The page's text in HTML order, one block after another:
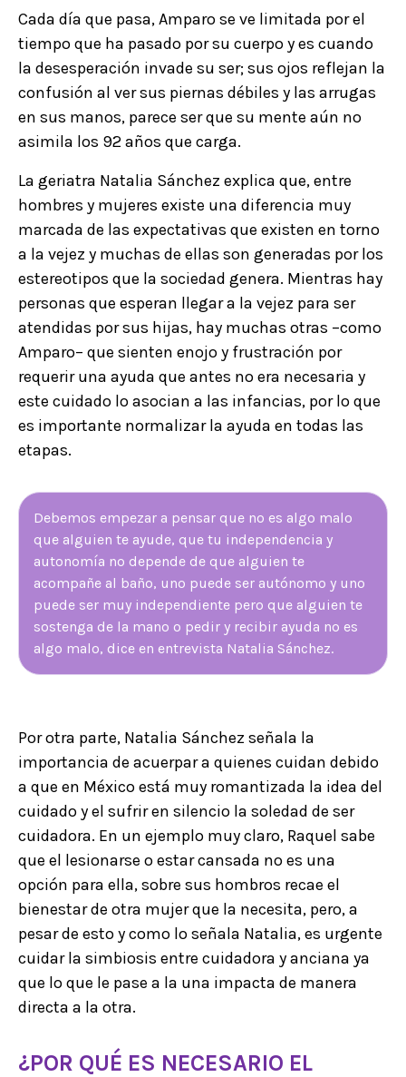
Cada día que pasa, Amparo se ve limitada por el
tiempo que ha pasado por su cuerpo y es cuando
la desesperación invade su ser; sus ojos reflejan la
confusión al ver sus piernas débiles y las arrugas
en sus manos, parece ser que su mente aún no
asimila los 92 años que carga.
La geriatra Natalia Sánchez explica que, entre
hombres y mujeres existe una diferencia muy
marcada de las expectativas que existen en torno
a la vejez y muchas de ellas son generadas por los
estereotipos que la sociedad genera. Mientras hay
personas que esperan llegar a la vejez para ser
atendidas por sus hijas, hay muchas otras –como
Amparo– que sienten enojo y frustración por
requerir una ayuda que antes no era necesaria y
este cuidado lo asocian a las infancias, por lo que
es importante normalizar la ayuda en todas las
etapas.
Debemos empezar a pensar que no es algo malo
que alguien te ayude, que tu independencia y
autonomía no depende de que alguien te
acompañe al baño, uno puede ser autónomo y uno
puede ser muy independiente pero que alguien te
sostenga de la mano o pedir y recibir ayuda no es
algo malo, dice en entrevista Natalia Sánchez.
Por otra parte, Natalia Sánchez señala la
importancia de acuerpar a quienes cuidan debido
a que en México está muy romantizada la idea del
cuidado y el sufrir en silencio la soledad de ser
cuidadora. En un ejemplo muy claro, Raquel sabe
que el lesionarse o estar cansada no es una
opción para ella, sobre sus hombros recae el
bienestar de otra mujer que la necesita, pero, a
pesar de esto y como lo señala Natalia, es urgente
cuidar la simbiosis entre cuidadora y anciana ya
que lo que le pase a la una impacta de manera
directa a la otra.
¿POR QUÉ ES NECESARIO EL